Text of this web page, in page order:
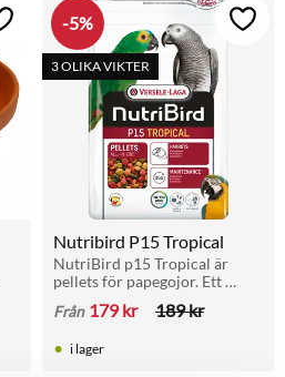
till i favoriter
Nutribird P15 Tropical
NutriBird p15 Tropical är
pellets för papegojor. Ett
är ett komplett helfoder med
Från 179kr 189kr
5%
3 OLIKA VIKTER
Lägg
i lager